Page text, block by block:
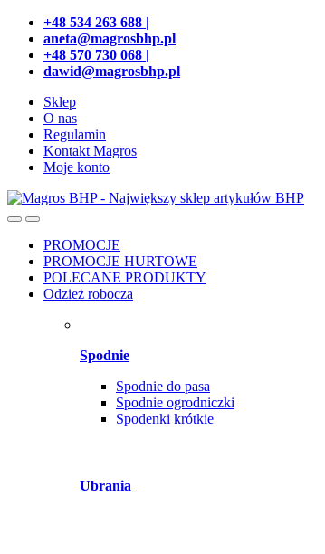
Przejdź
nawigacji
Przeskocz
treści
+48 534 263 688 |
aneta@magrosbhp.pl
+48 570 730 068 |
dawid@magrosbhp.pl
Sklep
O nas
Regulamin
Kontakt Magros
Moje konto
PROMOCJE
PROMOCJE HURTOWE
POLECANE PRODUKTY
Odzież robocza
Spodnie
Spodnie do pasa
Spodnie ogrodniczki
Spodenki krótkie
Ubrania